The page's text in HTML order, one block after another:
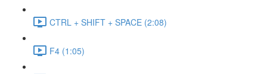
CTRL + SHIFT + SPACE (2:08)
F4 (1:05)